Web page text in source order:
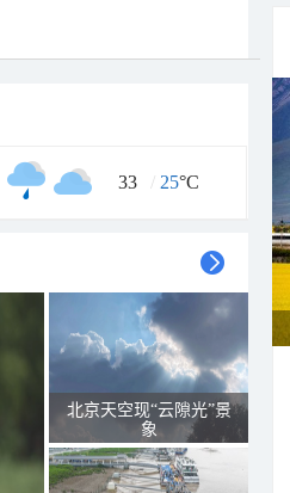
33 / 25°C
北京天空现“云隙光”景
象